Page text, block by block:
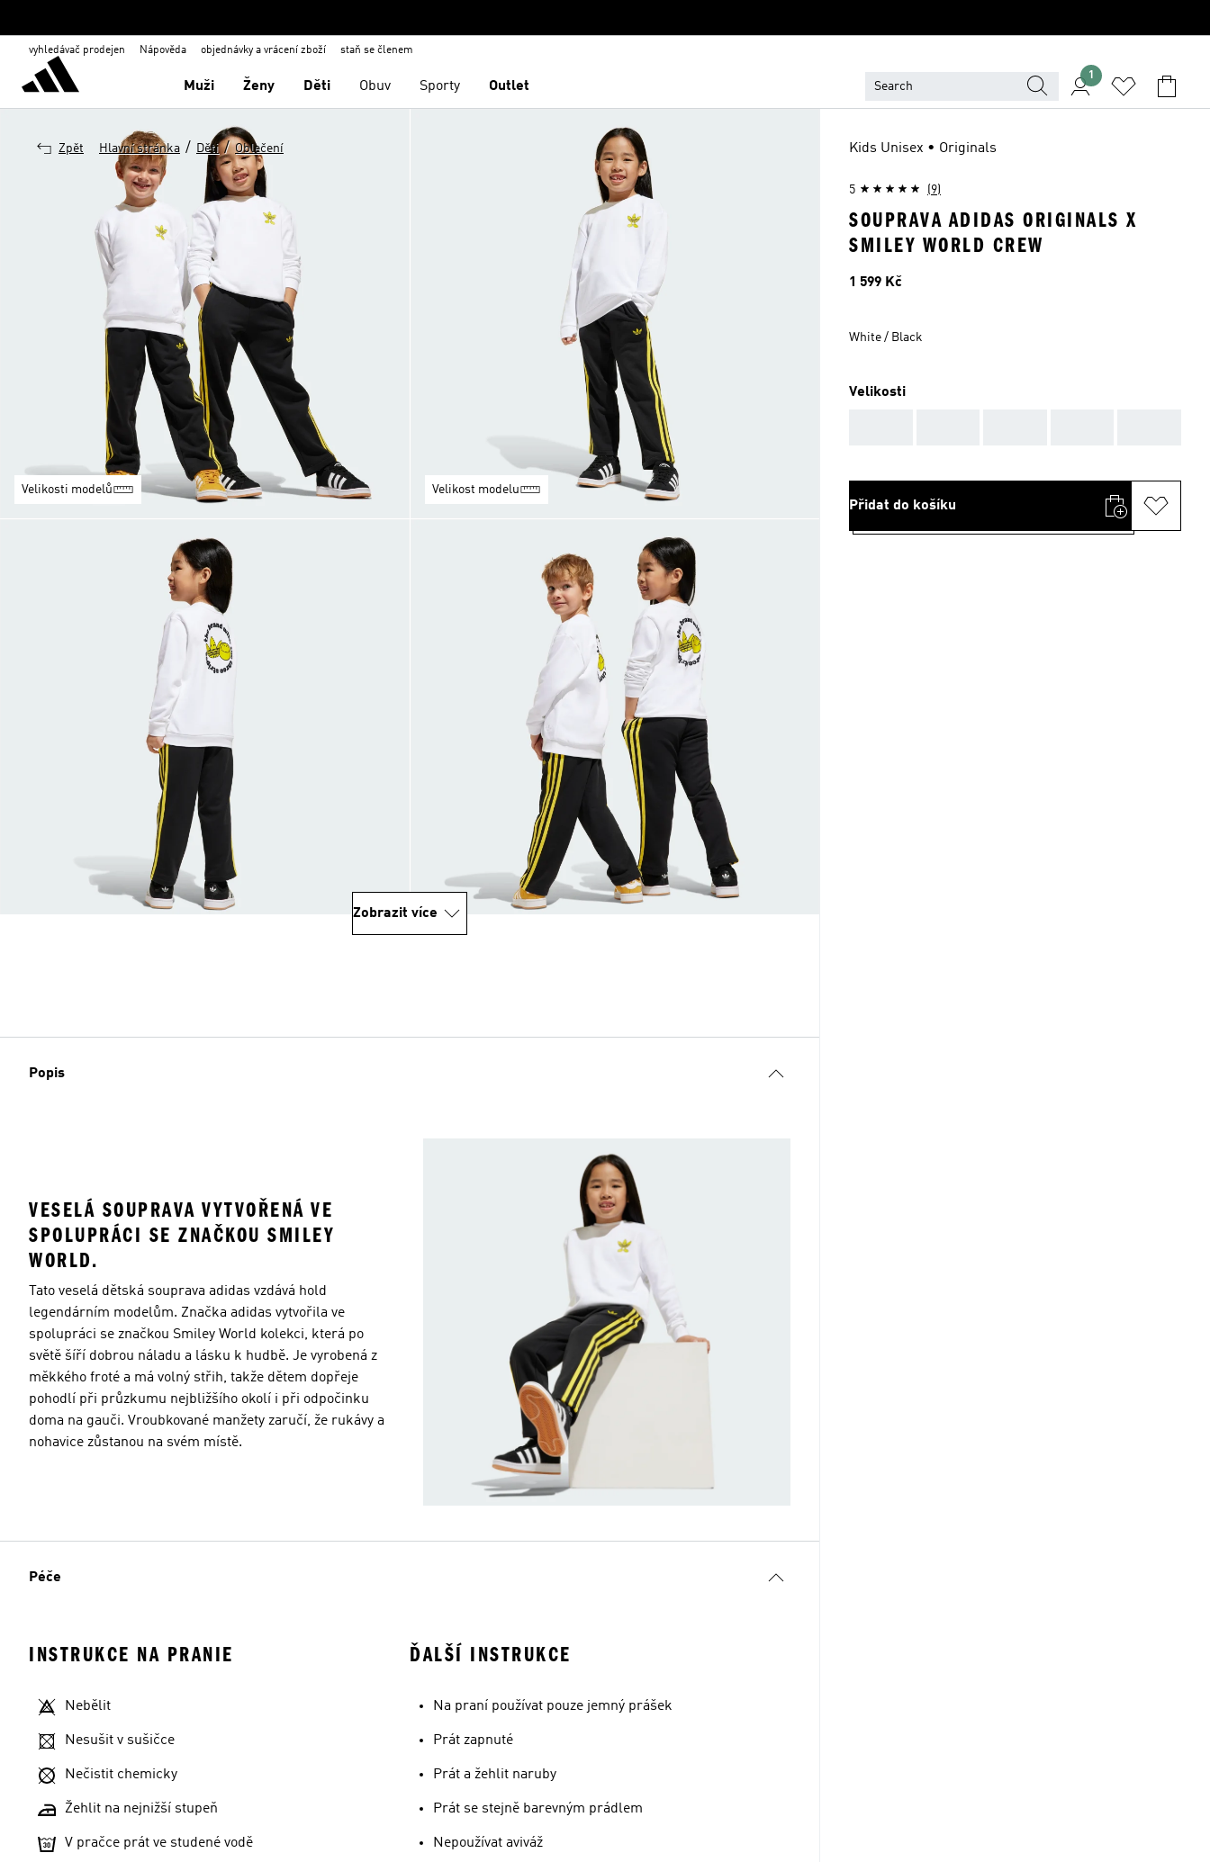
vyhledávač prodejen Nápověda objednávky a vrácení zboží staň se členem
Muži Ženy Děti Obuv Sporty Outlet
1
Zpět Hlavní stránka / Děti / Oblečení
Velikosti modelů Velikost modelu
Zobrazit více
Popis
VESELÁ SOUPRAVA VYTVOŘENÁ VE
SPOLUPRÁCI SE ZNAČKOU SMILEY
WORLD.
Tato veselá dětská souprava adidas vzdává hold
legendárním modelům. Značka adidas vytvořila ve
spolupráci se značkou Smiley World kolekci, která po
světě šíří dobrou náladu a lásku k hudbě. Je vyrobená z
měkkého froté a má volný střih, takže dětem dopřeje
pohodlí při průzkumu nejbližšího okolí i při odpočinku
doma na gauči. Vroubkované manžety zaručí, že rukávy a
nohavice zůstanou na svém místě.
Péče
INSTRUKCE NA PRANIE
Nebělit
Nesušit v sušičce
Nečistit chemicky
Žehlit na nejnižší stupeň
V pračce prát ve studené vodě
ĎALŠÍ INSTRUKCE
Na praní používat pouze jemný prášek
Prát zapnuté
Prát a žehlit naruby
Prát se stejně barevným prádlem
Nepoužívat aviváž
Kids Unisex • Originals
5 (9)
SOUPRAVA ADIDAS ORIGINALS X
SMILEY WORLD CREW
Cena
1 599 Kč
White / Black
Velikosti
Přidat do košíku